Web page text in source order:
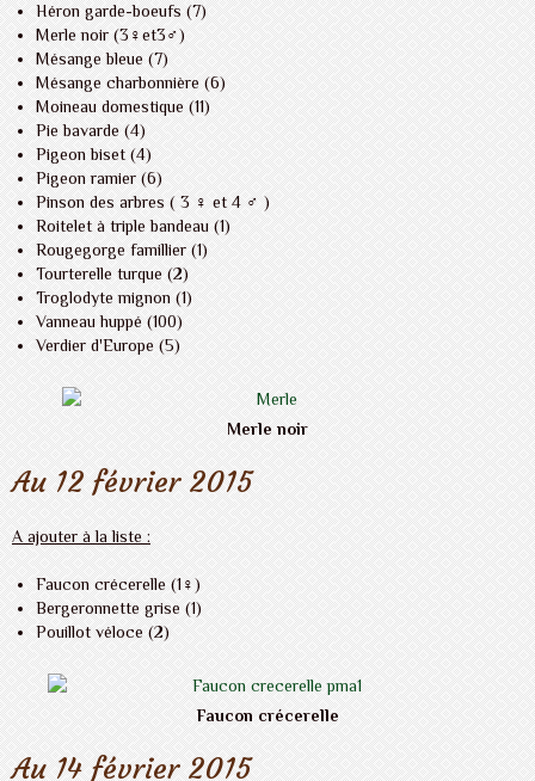
Héron garde-boeufs (7)
Merle noir (3♀et3♂)
Mésange bleue (7)
Mésange charbonnière (6)
Moineau domestique (11)
Pie bavarde (4)
Pigeon biset (4)
Pigeon ramier (6)
Pinson des arbres ( 3 ♀ et 4 ♂ )
Roitelet à triple bandeau (1)
Rougegorge famillier (1)
Tourterelle turque (2)
Troglodyte mignon (1)
Vanneau huppé (100)
Verdier d'Europe (5)
Merle noir
Au 12 février 2015
A ajouter à la liste :
Faucon crécerelle (1♀)
Bergeronnette grise (1)
Pouillot véloce (2)
Faucon crécerelle
Au 14 février 2015